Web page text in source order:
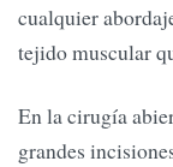
cualquier
tejido muscular
En la cirugía
grandes